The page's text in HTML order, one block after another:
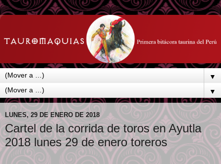
▼
▼
LUNES, 29 DE ENERO DE 2018
Cartel de la corrida de toros en Ayutla
2018 lunes 29 de enero toreros